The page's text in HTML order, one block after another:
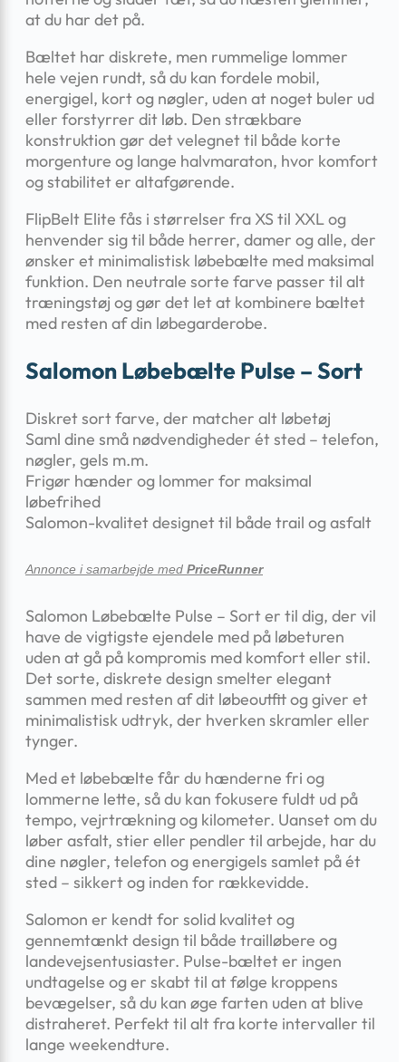
at du har det på.
Bæltet har diskrete, men rummelige lommer
hele vejen rundt, så du kan fordele mobil,
energigel, kort og nøgler, uden at noget buler ud
eller forstyrrer dit løb. Den strækbare
konstruktion gør det velegnet til både korte
morgen­ture og lange halvmaraton, hvor komfort
og stabilitet er altafgørende.
FlipBelt Elite fås i størrelser fra XS til XXL og
henvender sig til både herrer, damer og alle, der
ønsker et minimalistisk løbebælte med maksimal
funktion. Den neutrale sorte farve passer til alt
træningstøj og gør det let at kombinere bæltet
med resten af din løbegarderobe.
Salomon Løbebælte Pulse – Sort
Diskret sort farve, der matcher alt løbetøj
Saml dine små nødvendigheder ét sted – telefon,
nøgler, gels m.m.
Frigør hænder og lommer for maksimal
løbefrihed
Salomon-kvalitet designet til både trail og asfalt
Annonce i samarbejde med PriceRunner
Salomon Løbebælte Pulse – Sort er til dig, der vil
have de vigtigste ejendele med på løbeturen
uden at gå på kompromis med komfort eller stil.
Det sorte, diskrete design smelter elegant
sammen med resten af dit løbeoutfit og giver et
minimalistisk udtryk, der hverken skramler eller
tynger.
Med et løbebælte får du hænderne fri og
lommerne lette, så du kan fokusere fuldt ud på
tempo, vejrtrækning og kilometer. Uanset om du
løber asfalt, stier eller pendler til arbejde, har du
dine nøgler, telefon og energigels samlet på ét
sted – sikkert og inden for rækkevidde.
Salomon er kendt for solid kvalitet og
gennemtænkt design til både trailløbere og
landevejsentusiaster. Pulse-bæltet er ingen
undtagelse og er skabt til at følge kroppens
bevægelser, så du kan øge farten uden at blive
distraheret. Perfekt til alt fra korte intervaller til
lange weekendture.